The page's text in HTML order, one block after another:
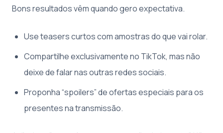
Bons resultados vêm quando gero expectativa.
Use teasers curtos com amostras do que vai rolar.
Compartilhe exclusivamente no TikTok, mas não
deixe de falar nas outras redes sociais.
Proponha “spoilers” de ofertas especiais para os
presentes na transmissão.